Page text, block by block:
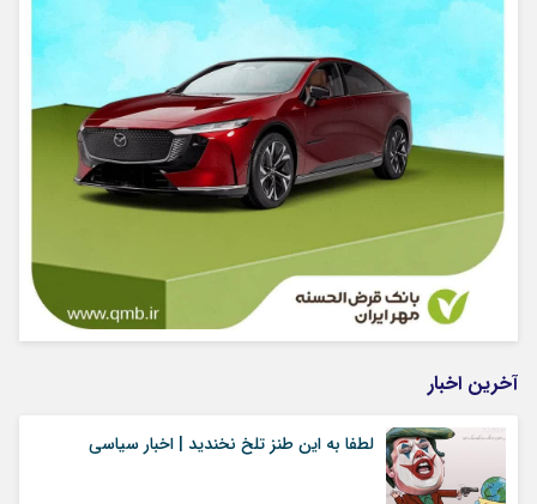
آخرین اخبار
لطفا به این طنز تلخ نخندید | اخبار سیاسی